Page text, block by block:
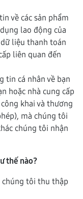
về các sản phẩm
lao động của
liệu thanh toán
liên quan đến
tin cá nhân về bạn
hoặc nhà cung cấp
khai và thương
mà chúng tôi
chúng tôi nhận
thế nào?
tôi thu thập